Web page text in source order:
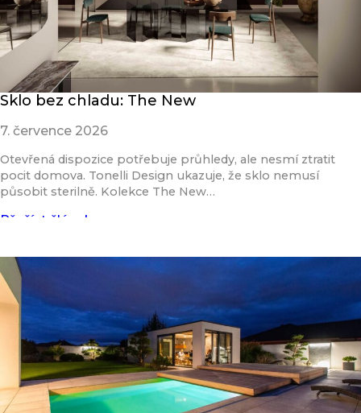
Sklo bez chladu: The New
7. července 2026
Otevřená dispozice potřebuje průhledy, ale nesmí ztratit
pocit domova. Tonelli Design ukazuje, že sklo nemusí
působit sterilně. Kolekce The New…
Přečíst článek